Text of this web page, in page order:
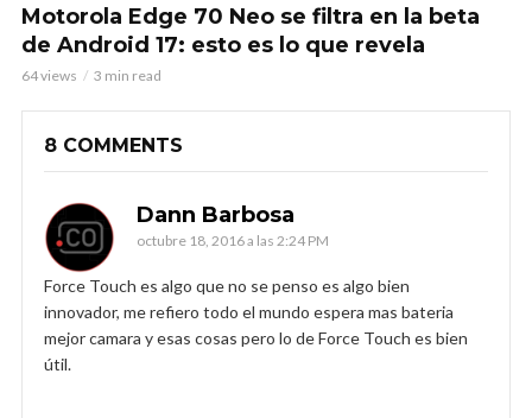
Motorola Edge 70 Neo se filtra en la beta
de Android 17: esto es lo que revela
64 views 3 min read
8 COMMENTS
Dann Barbosa
octubre 18, 2016 a las 2:24 PM
Force Touch es algo que no se penso es algo bien
innovador, me refiero todo el mundo espera mas bateria
mejor camara y esas cosas pero lo de Force Touch es bien
útil.